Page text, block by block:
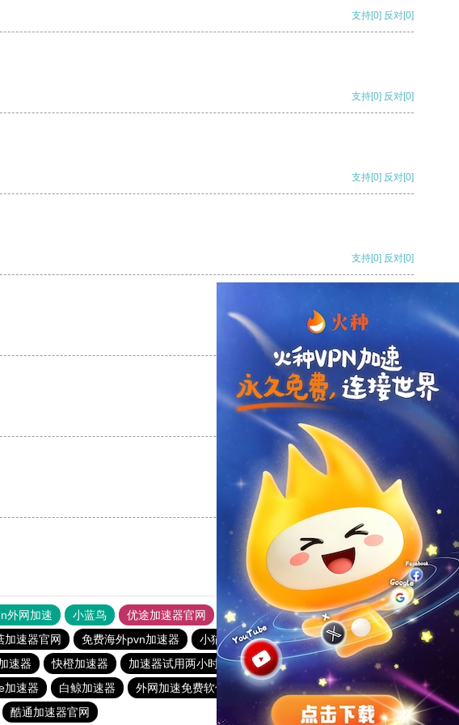
支持[0] 反对[0]
支持[0] 反对[0]
支持[0] 反对[0]
支持[0] 反对[0]
反对
反对[0]
外网加速 小蓝鸟 优途加速器官网 风驰加速器 旋风加速器
八戒看书
加速器官网 免费海外pvn加速器 小猫咪ciash加速器
黑洞官方加速器
速器 快橙加速器 加速器试用两小时 芒果下载站
免费vqn加速试用
加速器 白鲸加速器 外网加速免费软件 ins加速器
快连pvn加速器
酷通加速器官网